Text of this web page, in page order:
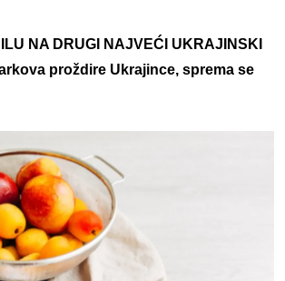
NA DRUGI NAJVEĆI UKRAJINSKI
proždire Ukrajince, sprema se